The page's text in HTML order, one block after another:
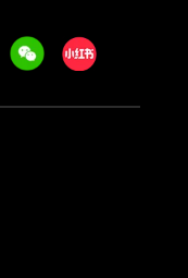
WeechatXiaohongshu/